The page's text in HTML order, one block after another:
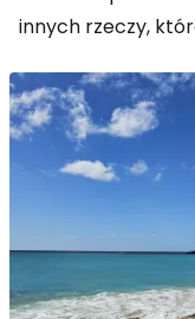
innych rzeczy,